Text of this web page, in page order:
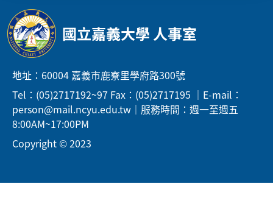
國立嘉義大學 人事室
地址：60004 嘉義市鹿寮里學府路300號
Tel：(05)2717192~97 Fax：(05)2717195 ｜E-mail：
person@mail.ncyu.edu.tw｜服務時間：週一至週五
8:00AM~17:00PM
Copyright © 2023